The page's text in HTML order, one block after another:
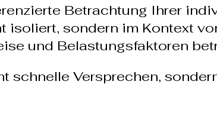
Betrachtung Ihrer
isoliert, sondern im Kontext
und Belastungsfaktoren
schnelle Versprechen,